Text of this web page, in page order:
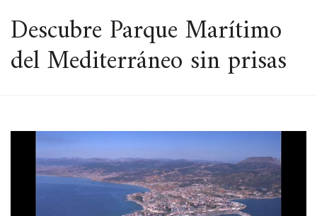
ESPACIO
Descubre Parque Marítimo
del Mediterráneo sin prisas